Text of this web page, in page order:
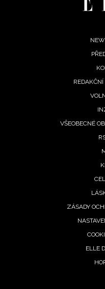
Přihlášením k
podmínkami
potvrzujete, že jste se
-
Vašimi údaji pracovat
vyhodnocení akce a
REDAKČNÍ
VŠEOBECNÉ
ZÁSADY
ELLE